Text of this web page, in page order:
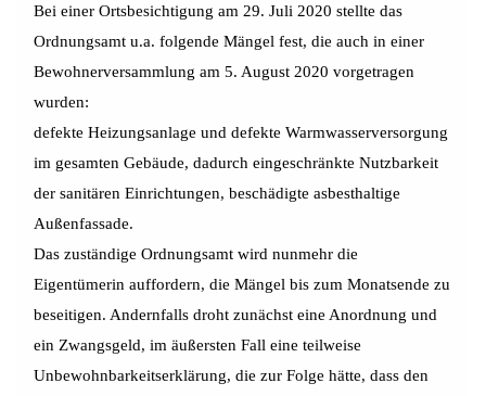
Bei einer Ortsbesichtigung am 29. Juli 2020 stellte das
Ordnungsamt u.a. folgende Mängel fest, die auch in einer
Bewohnerversammlung am 5. August 2020 vorgetragen
wurden:
defekte Heizungsanlage und defekte Warmwasserversorgung
im gesamten Gebäude, dadurch eingeschränkte Nutzbarkeit
der sanitären Einrichtungen, beschädigte asbesthaltige
Außenfassade.
Das zuständige Ordnungsamt wird nunmehr die
Eigentümerin auffordern, die Mängel bis zum Monatsende zu
beseitigen. Andernfalls droht zunächst eine Anordnung und
ein Zwangsgeld, im äußersten Fall eine teilweise
Unbewohnbarkeitserklärung, die zur Folge hätte, dass den